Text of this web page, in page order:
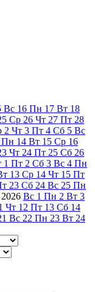
Вс 16 Пн 17 Вт 18
Ср 26 Чт 27 Пт 28
2 Чт 3 Пт 4 Сб 5 Вс
Пн 14 Вт 15 Ср 16
Чт 24 Пт 25 Сб 26
1 Пт 2 Сб 3 Вс 4 Пн
13 Ср 14 Чт 15 Пт
23 Сб 24 Вс 25 Пн
2026 Вс 1 Пн 2 Вт 3
Чт 12 Пт 13 Сб 14
Вс 22 Пн 23 Вт 24